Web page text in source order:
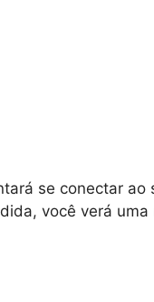
se conectar
você verá